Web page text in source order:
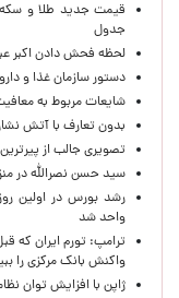
جدول
لحظه‌ فحش دادن اکبر
دستور سازمان غذا و دارو برای
شایعات مربوط به
بدون تعارف با آتش
تصویری جالب از پیرترین گربه
سید حسن نصرالله در
واحد شد
واکنش بانک مرکزی را
ژاپن با افزایش توان